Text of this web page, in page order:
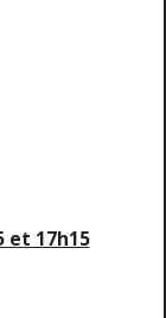
et 17h15